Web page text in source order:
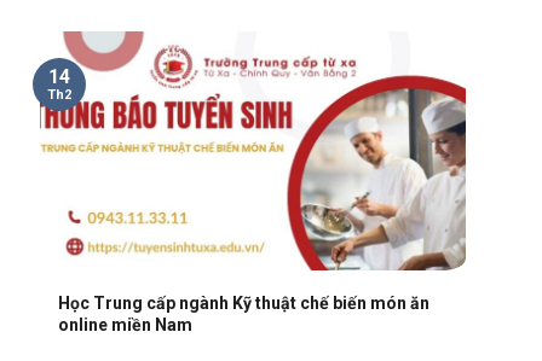
Học Trung cấp ngành Kỹ thuật chế biến món ăn
online miền Nam
14
Th2